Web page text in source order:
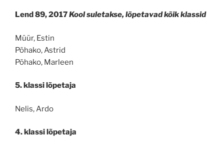
Lend 89, 2017Kool suletakse, lõpetavad kõik klassid
Müür, Estin
Põhako, Astrid
Põhako, Marleen
5. klassi lõpetaja
Nelis, Ardo
4. klassi lõpetaja